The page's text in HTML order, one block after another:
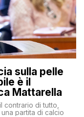
sulla pelle
è il
Mattarella
contrario di tutto,
partita di calcio